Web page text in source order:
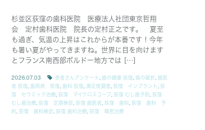
杉並区荻窪の歯科医院 医療法人社団東京哲翔
会 定村歯科医院 院長の定村正之です。 夏至
も過ぎ、気温の上昇はこれからが本番です！今年
も暑い夏がやってきますね。世界に目を向けます
とフランス南西部ボルドー地方では […]
2026.07.03 患者さんアンケート 歯の健康 荻窪 歯の破折, 歯医
者 荻窪
歯周病 荻窪 歯科 荻窪 満足度調査 荻窪 インプラント
荻
窪 セラミック治療, 荻窪 マイクロスコープ, 荻窪 むし歯予防, 荻窪
むし歯治療, 荻窪 定期検診, 荻窪 歯医者 荻窪 歯科, 荻窪 歯科 予
約
荻窪 歯科検診, 荻窪 歯科治療, 荻窪 精密治療